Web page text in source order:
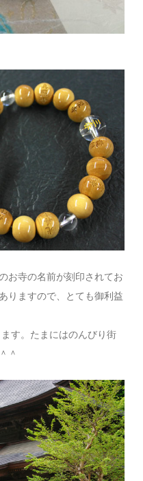
お寺の名前が刻印されてお
りますので、とても御利益
す。たまにはのんびり街
＾